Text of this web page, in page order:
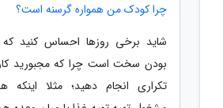
چرا کودک من همواره گرسنه است؟
شاید برخی روزها احساس کنید که
بودن سخت است چرا که مجبورید
تکراری انجام دهید؛ مثلا اینکه